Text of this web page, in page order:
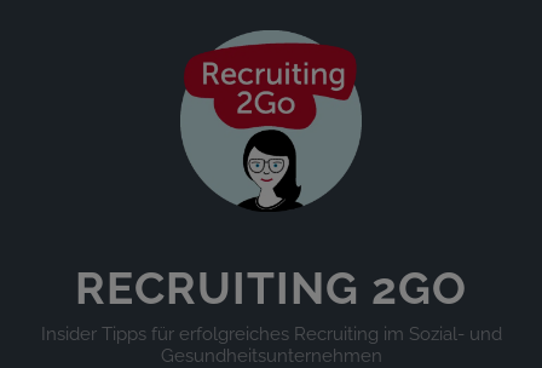
RECRUITING 2GO
Insider Tipps für erfolgreiches Recruiting im Sozial- und
Gesundheitsunternehmen